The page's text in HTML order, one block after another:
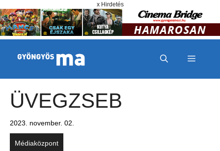
x Hirdetés
MENÜ
ÜVEGZSEB
2023. november. 02.
Médiaközpont